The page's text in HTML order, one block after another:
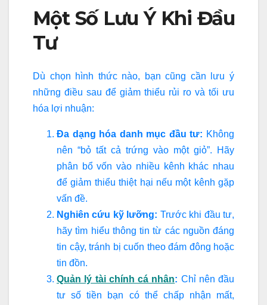
Một Số Lưu Ý Khi Đầu
Tư
Dù chọn hình thức nào, bạn cũng cần lưu ý
những điều sau để giảm thiểu rủi ro và tối ưu
hóa lợi nhuận:
Đa dạng hóa danh mục đầu tư: Không
nên “bỏ tất cả trứng vào một giỏ”. Hãy
phân bổ vốn vào nhiều kênh khác nhau
để giảm thiểu thiệt hại nếu một kênh gặp
vấn đề.
Nghiên cứu kỹ lưỡng: Trước khi đầu tư,
hãy tìm hiểu thông tin từ các nguồn đáng
tin cậy, tránh bị cuốn theo đám đông hoặc
tin đồn.
Quản lý tài chính cá nhân: Chỉ nên đầu
tư số tiền bạn có thể chấp nhận mất,